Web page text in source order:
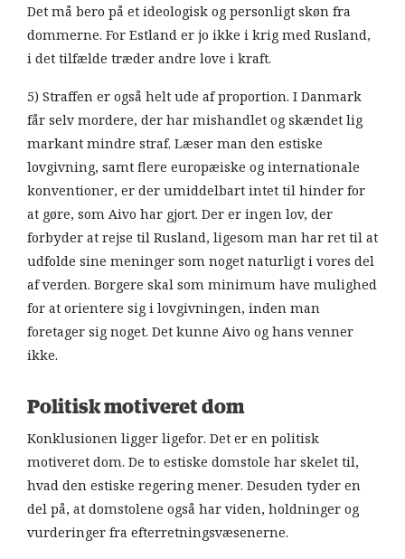
Det må bero på et ideologisk og personligt skøn fra
dommerne. For Estland er jo ikke i krig med Rusland,
i det tilfælde træder andre love i kraft.
5) Straffen er også helt ude af proportion. I Danmark
får selv mordere, der har mishandlet og skændet lig
markant mindre straf. Læser man den estiske
lovgivning, samt flere europæiske og internationale
konventioner, er der umiddelbart intet til hinder for
at gøre, som Aivo har gjort. Der er ingen lov, der
forbyder at rejse til Rusland, ligesom man har ret til at
udfolde sine meninger som noget naturligt i vores del
af verden. Borgere skal som minimum have mulighed
for at orientere sig i lovgivningen, inden man
foretager sig noget. Det kunne Aivo og hans venner
ikke.
Politisk motiveret dom
Konklusionen ligger ligefor. Det er en politisk
motiveret dom. De to estiske domstole har skelet til,
hvad den estiske regering mener. Desuden tyder en
del på, at domstolene også har viden, holdninger og
vurderinger fra efterretningsvæsenerne.